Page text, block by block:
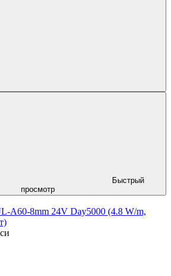
Быстрый
просмотр
A60-8mm 24V Day5000 (4.8 W/m,